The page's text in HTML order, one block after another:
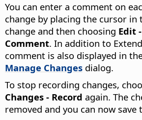
You can enter a comment on
change by placing the cursor in
change and then choosing Edit
Comment. In addition to
comment is also displayed in
Manage Changes dialog.
To stop recording changes,
Changes - Record again. The
removed and you can now save